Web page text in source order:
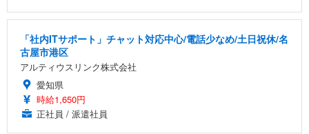
「社内ITサポート」チャット対応中心/電話少なめ/土日祝休/名
古屋市港区
アルティウスリンク株式会社
愛知県
時給1,650円
正社員 / 派遣社員